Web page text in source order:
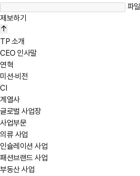
파
제보하기
TP 소개
CEO 인사말
연혁
미션·비전
CI
계열사
글로벌 사업장
사업부문
의류 사업
인슐레이션 사업
패션브랜드 사업
부동산 사업